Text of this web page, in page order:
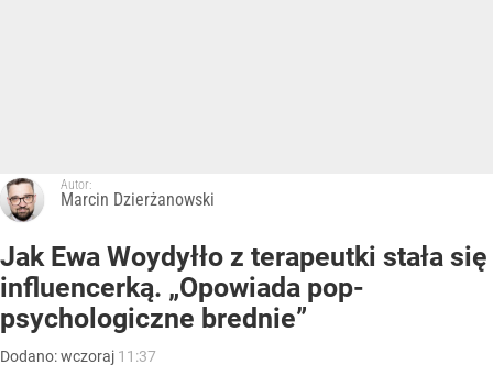
Autor:
Marcin Dzierżanowski
Jak Ewa Woydyłło z terapeutki stała się
influencerką. „Opowiada pop-
psychologiczne brednie”
Dodano:wczoraj 11:37